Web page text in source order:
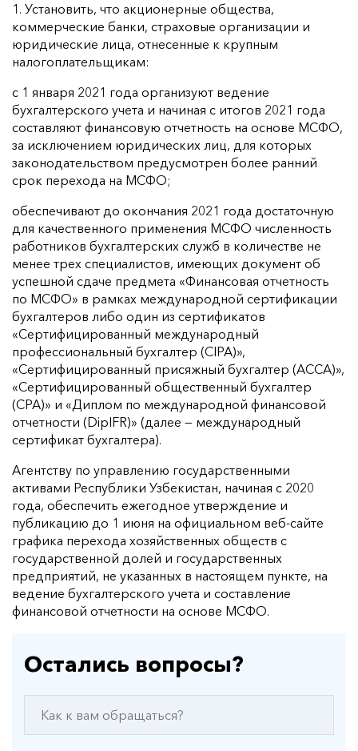
1. Установить, что акционерные общества,
коммерческие банки, страховые организации и
юридические лица, отнесенные к крупным
налогоплательщикам:
с 1 января 2021 года организуют ведение
бухгалтерского учета и начиная с итогов 2021 года
составляют финансовую отчетность на основе МСФО,
за исключением юридических лиц, для которых
законодательством предусмотрен более ранний
срок перехода на МСФО;
обеспечивают до окончания 2021 года достаточную
для качественного применения МСФО численность
работников бухгалтерских служб в количестве не
менее трех специалистов, имеющих документ об
успешной сдаче предмета «Финансовая отчетность
по МСФО» в рамках международной сертификации
бухгалтеров либо один из сертификатов
«Сертифицированный международный
профессиональный бухгалтер (CIPA)»,
«Сертифицированный присяжный бухгалтер (АССА)»,
«Сертифицированный общественный бухгалтер
(СРА)» и «Диплом по международной финансовой
отчетности (DipIFR)» (далее — международный
сертификат бухгалтера).
Агентству по управлению государственными
активами Республики Узбекистан, начиная с 2020
года, обеспечить ежегодное утверждение и
публикацию до 1 июня на официальном веб-сайте
графика перехода хозяйственных обществ с
государственной долей и государственных
предприятий, не указанных в настоящем пункте, на
ведение бухгалтерского учета и составление
финансовой отчетности на основе МСФО.
Остались вопросы?